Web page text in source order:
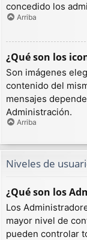
concedido los
Arriba
¿Qué son los
Son imágenes
contenido del
mensajes
Administración.
Arriba
Niveles de
¿Qué son los
Los
mayor nivel de
pueden controlar